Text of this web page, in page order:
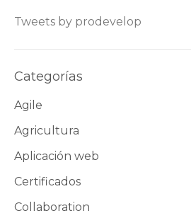
Tweets by prodevelop
Categorías
Agile
Agricultura
Aplicación web
Certificados
Collaboration